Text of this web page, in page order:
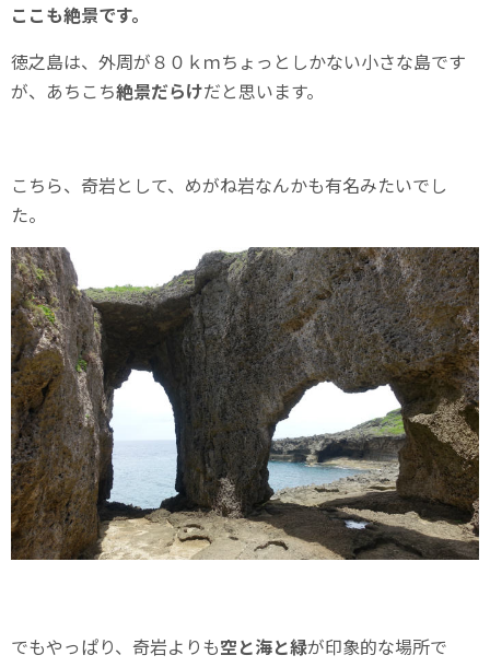
ここも絶景です。
徳之島は、外周が８０ｋｍちょっとしかない小さな島です
が、あちこち絶景だらけだと思います。
こちら、奇岩として、めがね岩なんかも有名みたいでし
た。
でもやっぱり、奇岩よりも空と海と緑が印象的な場所で